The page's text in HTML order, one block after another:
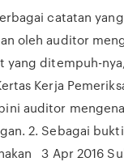
catatan yang
oleh auditor
yang ditempuh-
Kerja
auditor
2. Sebagai
3 Apr 2016